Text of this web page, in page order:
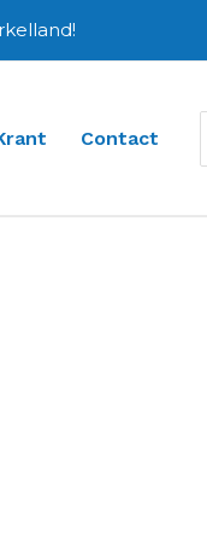
Contact